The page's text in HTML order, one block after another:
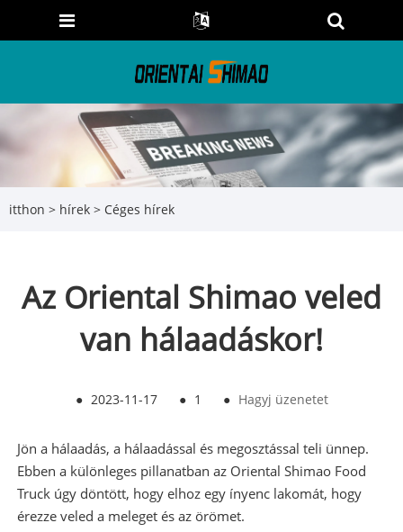
itthon > hírek > Céges hírek
Az Oriental Shimao veled
van hálaadáskor!
● 2023-11-17 ● 1 ● Hagyj üzenetet
Jön a hálaadás, a hálaadással és megosztással teli ünnep.
Ebben a különleges pillanatban az Oriental Shimao Food
Truck úgy döntött, hogy elhoz egy ínyenc lakomát, hogy
érezze veled a meleget és az örömet.